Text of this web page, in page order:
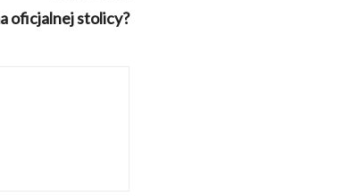
oficjalnej stolicy?